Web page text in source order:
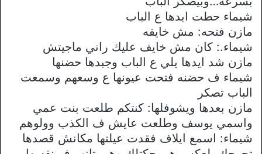
شيماء حطت ايدها ع الباب
مازن فتحه: مش خايفه
شيماء.: كان مش خايف عليك راني ماجيتش
مازن شد ايدها يلي ع الباب وجبدها حضنها
شيماء ف حضنه فتحت عيونها ع وسعهم وسمعت
الباب تصكر
مازن بعدها ويشوفلها: كنتكم طلعت بنت عمي
واسمي يوسف وطلعت عايش ف الكذب وولوهم
شيماء: اسمع ايلاف فقدت عيلتها مكانش قصدها